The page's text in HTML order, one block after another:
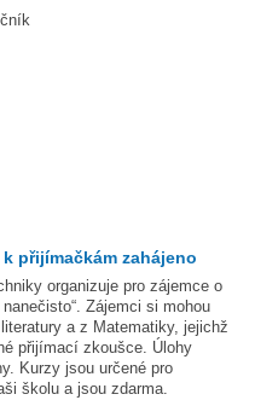
přijímačkám zahájeno
organizuje pro zájemce o
Zájemci si mohou
a z Matematiky, jejichž
přijímací zkoušce. Úlohy
Kurzy jsou určené pro
školu a jsou zdarma.